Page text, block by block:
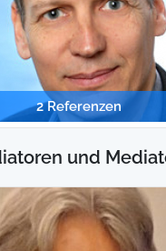
2 Referenzen
und